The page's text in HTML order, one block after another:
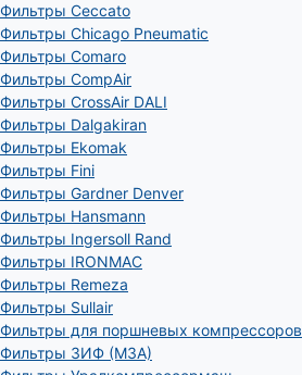
Фильтры Ceccato
Фильтры Chicago Pneumatic
Фильтры Comaro
Фильтры CompAir
Фильтры CrossAir DALI
Фильтры Dalgakiran
Фильтры Ekomak
Фильтры Fini
Фильтры Gardner Denver
Фильтры Hansmann
Фильтры Ingersoll Rand
Фильтры IRONMAC
Фильтры Remeza
Фильтры Sullair
Фильтры для поршневых компрессоров
Фильтры ЗИФ (МЗА)